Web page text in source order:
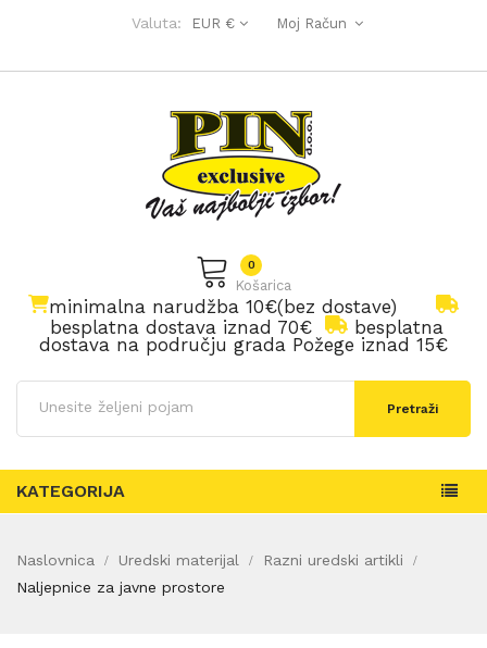
Valuta: EUR € Moj Račun
Košarica
0
minimalna narudžba 10€(bez dostave)
besplatna dostava iznad 70€
besplatna
dostava na području grada Požege iznad 15€
Pretraži
KATEGORIJA
Naslovnica Uredski materijal
Razni uredski artikli
Naljepnice za javne prostore